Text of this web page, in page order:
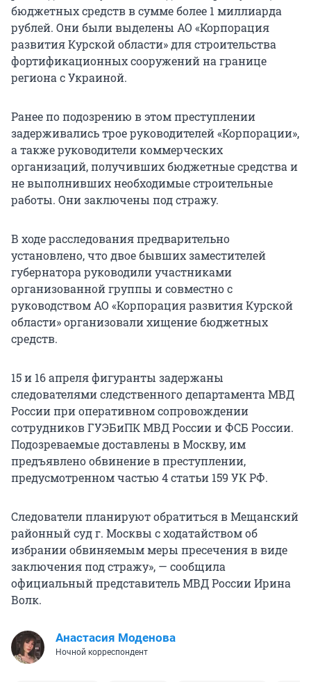
бюджетных средств в сумме более 1 миллиарда
рублей. Они были выделены АО «Корпорация
развития Курской области» для строительства
фортификационных сооружений на границе
региона с Украиной.
Ранее по подозрению в этом преступлении
задерживались трое руководителей «Корпорации»,
а также руководители коммерческих
организаций, получивших бюджетные средства и
не выполнивших необходимые строительные
работы. Они заключены под стражу.
В ходе расследования предварительно
установлено, что двое бывших заместителей
губернатора руководили участниками
организованной группы и совместно с
руководством АО «Корпорация развития Курской
области» организовали хищение бюджетных
средств.
15 и 16 апреля фигуранты задержаны
следователями следственного департамента МВД
России при оперативном сопровождении
сотрудников ГУЭБиПК МВД России и ФСБ России.
Подозреваемые доставлены в Москву, им
предъявлено обвинение в преступлении,
предусмотренном частью 4 статьи 159 УК РФ.
Следователи планируют обратиться в Мещанский
районный суд г. Москвы с ходатайством об
избрании обвиняемым меры пресечения в виде
заключения под стражу», — сообщила
официальный представитель МВД России Ирина
Волк.
Анастасия Моденова
Ночной корреспондент